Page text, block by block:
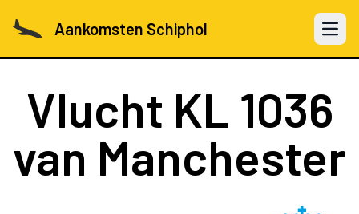
Aankomsten Schiphol Open
Vlucht KL 1036
van Manchester